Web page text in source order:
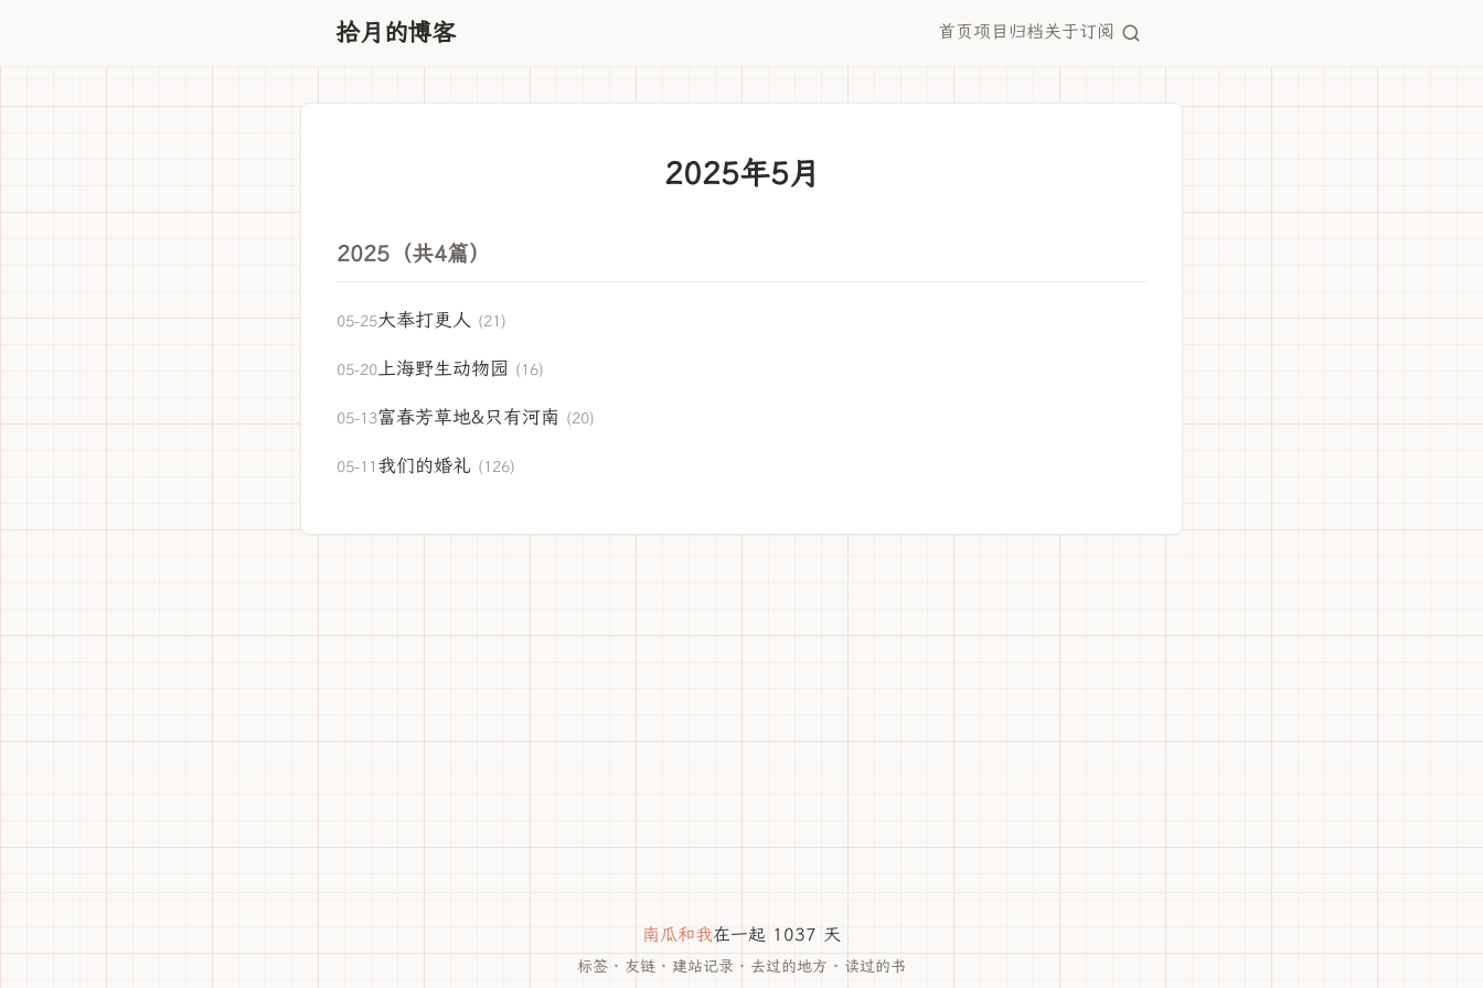
拾月的博客 首页项目 归档关于订阅
2025年5月
2025（共4篇）
05-25大奉打更人 (21)
05-20上海野生动物园 (16)
05-13富春芳草地&只有河南 (20)
05-11 我们的婚礼 (126)
南瓜和我在一起 1037 天
标签 · 友链 · 建站记录 · 去过的地方 · 读过的书